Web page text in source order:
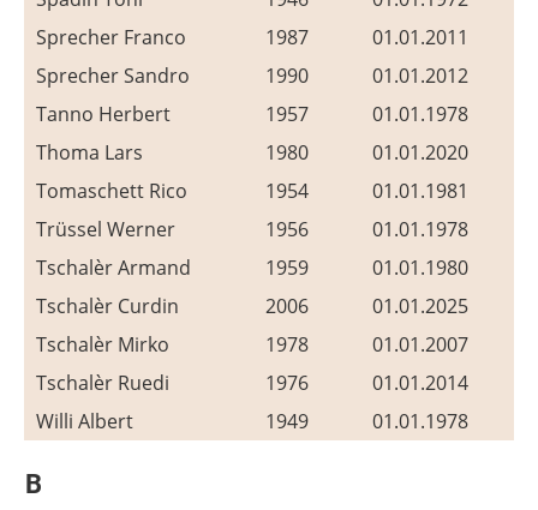
Sprecher Franco
1987
01.01.2011
Sprecher Sandro
1990
01.01.2012
Tanno Herbert
1957
01.01.1978
Thoma Lars
1980
01.01.2020
Tomaschett Rico
1954
01.01.1981
Trüssel Werner
1956
01.01.1978
Tschalèr Armand
1959
01.01.1980
Tschalèr Curdin
2006
01.01.2025
Tschalèr Mirko
1978
01.01.2007
Tschalèr Ruedi
1976
01.01.2014
Willi Albert
1949 01.01.1978
B